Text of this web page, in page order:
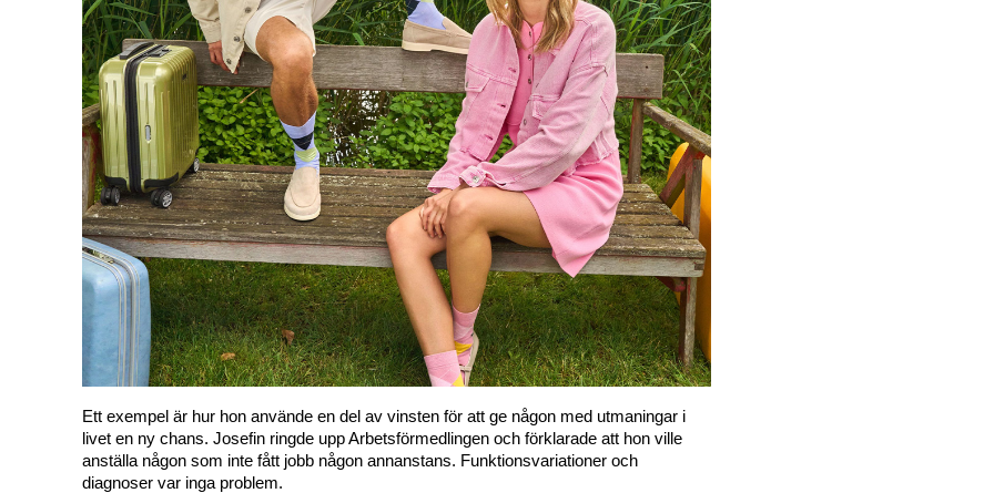
Ett exempel är hur hon använde en del av vinsten för att ge någon med utmaningar i
livet en ny chans. Josefin ringde upp Arbetsförmedlingen och förklarade att hon ville
anställa någon som inte fått jobb någon annanstans. Funktionsvariationer och
diagnoser var inga problem.